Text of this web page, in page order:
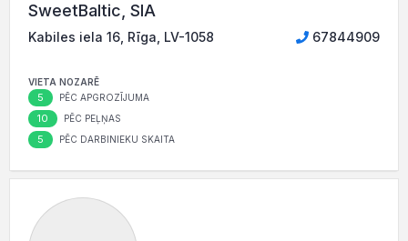
SweetBaltic, SIA
Kabiles iela 16, Rīga, LV-1058 67844909
VIETA NOZARĒ
5 PĒC APGROZĪJUMA
10 PĒC PEĻŅAS
5 PĒC DARBINIEKU SKAITA